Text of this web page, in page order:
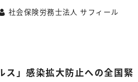
社会保険労務士法人 サフィール
ス」感染拡大防止への全国緊